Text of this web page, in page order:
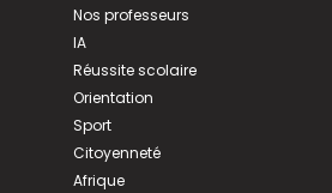
Nos professeurs
IA
Réussite scolaire
Orientation
Sport
Citoyenneté
Afrique